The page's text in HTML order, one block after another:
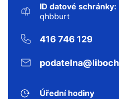
ID datové schránky:
qhbburt
416 746 129
Úřední hodiny